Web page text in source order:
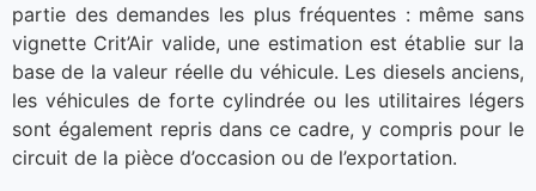
partie des demandes les plus fréquentes : même sans
vignette Crit’Air valide, une estimation est établie sur la
base de la valeur réelle du véhicule. Les diesels anciens,
les véhicules de forte cylindrée ou les utilitaires légers
sont également repris dans ce cadre, y compris pour le
circuit de la pièce d’occasion ou de l’exportation.